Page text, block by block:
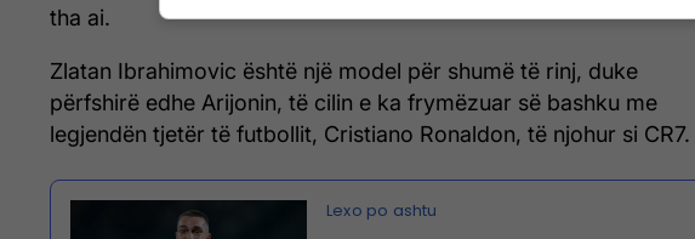
tha ai.
Zlatan Ibrahimovic është një model për shumë të rinj, duke
përfshirë edhe Arijonin, të cilin e ka frymëzuar së bashku me
legjendën tjetër të futbollit, Cristiano Ronaldon, të njohur si CR7.